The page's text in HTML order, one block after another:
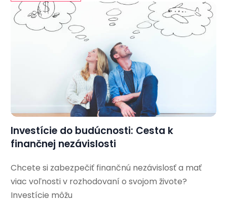
Investície do budúcnosti: Cesta k
finančnej nezávislosti
Chcete si zabezpečiť finančnú nezávislosť a mať
viac voľnosti v rozhodovaní o svojom živote?
Investície môžu